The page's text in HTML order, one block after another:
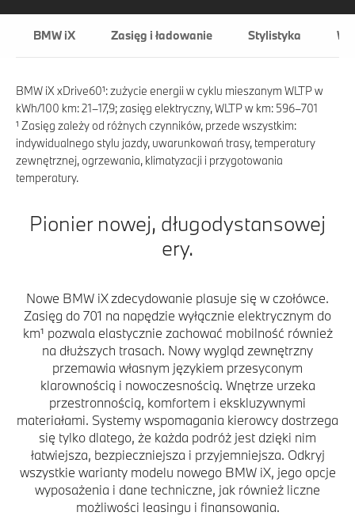
BMW iX Zasięg i ładowanie Stylistyka
BMW iX xDrive60¹: zużycie energii w cyklu mieszanym WLTP w
kWh/100 km: 21–17,9; zasięg elektryczny, WLTP w km: 596–701
¹ Zasięg zależy od różnych czynników, przede wszystkim:
indywidualnego stylu jazdy, uwarunkowań trasy, temperatury
zewnętrznej, ogrzewania, klimatyzacji i przygotowania
temperatury.
Pionier nowej, długodystansowej
ery.
Nowe BMW iX zdecydowanie plasuje się w czołówce.
Zasięg do 701 na napędzie wyłącznie elektrycznym do
km¹ pozwala elastycznie zachować mobilność również
na dłuższych trasach. Nowy wygląd zewnętrzny
przemawia własnym językiem przesyconym
klarownością i nowoczesnością. Wnętrze urzeka
przestronnością, komfortem i ekskluzywnymi
materiałami. Systemy wspomagania kierowcy dostrzega
się tylko dlatego, że każda podróż jest dzięki nim
łatwiejsza, bezpieczniejsza i przyjemniejsza. Odkryj
wszystkie warianty modelu nowego BMW iX, jego opcje
wyposażenia i dane techniczne, jak również liczne
możliwości leasingu i finansowania.